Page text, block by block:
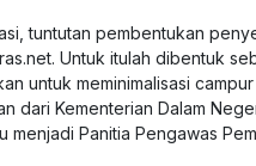
tuntutan pembentukan
Untuk itulah dibentuk
untuk meminimalisasi
dari Kementerian Dalam
menjadi Panitia Pengawas